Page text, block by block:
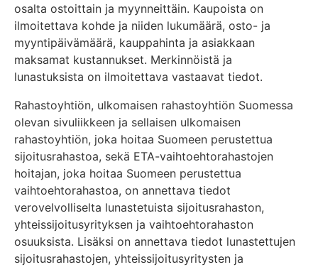
osalta ostoittain ja myynneittäin. Kaupoista on
ilmoitettava kohde ja niiden lukumäärä, osto- ja
myyntipäivämäärä, kauppahinta ja asiakkaan
maksamat kustannukset. Merkinnöistä ja
lunastuksista on ilmoitettava vastaavat tiedot.
Rahastoyhtiön, ulkomaisen rahastoyhtiön Suomessa
olevan sivuliikkeen ja sellaisen ulkomaisen
rahastoyhtiön, joka hoitaa Suomeen perustettua
sijoitusrahastoa, sekä ETA-vaihtoehtorahastojen
hoitajan, joka hoitaa Suomeen perustettua
vaihtoehtorahastoa, on annettava tiedot
verovelvolliselta lunastetuista sijoitusrahaston,
yhteissijoitusyrityksen ja vaihtoehtorahaston
osuuksista. Lisäksi on annettava tiedot lunastettujen
sijoitusrahastojen, yhteissijoitusyritysten ja